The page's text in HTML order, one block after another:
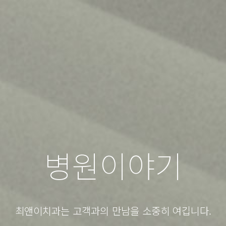
병원이야기
최앤이치과는 고객과의 만남을 소중히 여깁니다.